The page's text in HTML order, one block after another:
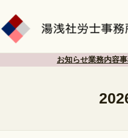
容
を
ス
キ
お知らせ業務内容